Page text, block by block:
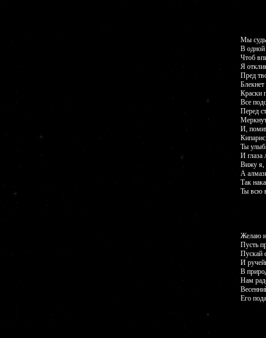
Мы
В одной
Чтоб
Я
Пред
Краски
Все
Перед
И,
Ты
И глаза
Вижу я,
А
Так
Ты всю
Желаю
Пусть
Пускай
И
В
Нам
Его